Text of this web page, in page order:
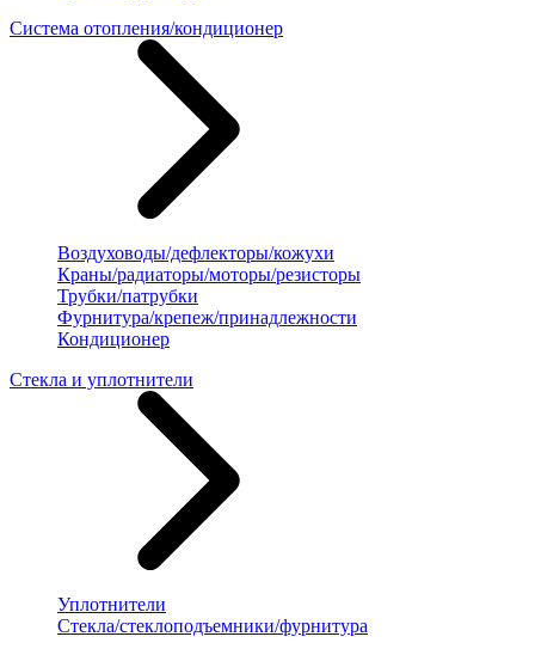
Система отопления/кондиционер
Воздуховоды/дефлекторы/кожухи
Краны/радиаторы/моторы/резисторы
Трубки/патрубки
Фурнитура/крепеж/принадлежности
Кондиционер
Стекла и уплотнители
Уплотнители
Стекла/стеклоподъемники/фурнитура